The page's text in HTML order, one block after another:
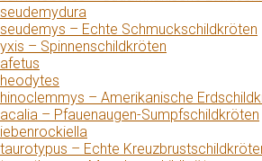
– Echte Schmuckschildkröten
– Spinnenschildkröten
– Amerikanische
– Pfauenaugen-Sumpfschildkröten
– Echte